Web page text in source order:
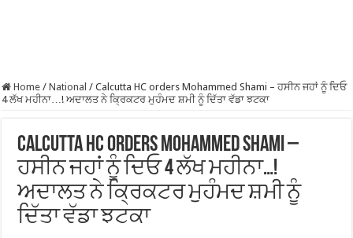
Home / National / Calcutta HC orders Mohammed Shami – ਹਸੀਨ ਜਹਾਂ ਨੂੰ ਦਿਓ
4 ਲੱਖ ਮਹੀਨਾ…! ਅਦਾਲਤ ਨੇ ਕ੍ਰਿਕਟਰ ਮੁਹੰਮਦ ਸ਼ਮੀ ਨੂੰ ਦਿੱਤਾ ਵੱਡਾ ਝਟਕਾ
Calcutta HC orders Mohammed Shami –
ਹਸੀਨ ਜਹਾਂ ਨੂੰ ਦਿਓ 4 ਲੱਖ ਮਹੀਨਾ…!
ਅਦਾਲਤ ਨੇ ਕ੍ਰਿਕਟਰ ਮੁਹੰਮਦ ਸ਼ਮੀ ਨੂੰ
ਦਿੱਤਾ ਵੱਡਾ ਝਟਕਾ